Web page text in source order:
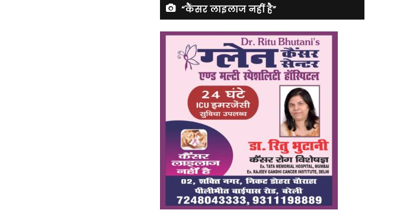
“कैंसर लाइलाज नहीं है”